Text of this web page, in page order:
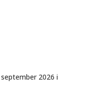
2026 i